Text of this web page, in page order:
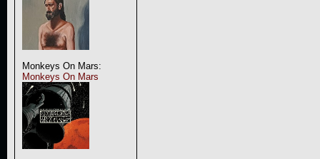
Monkeys On Mars:
Monkeys On Mars